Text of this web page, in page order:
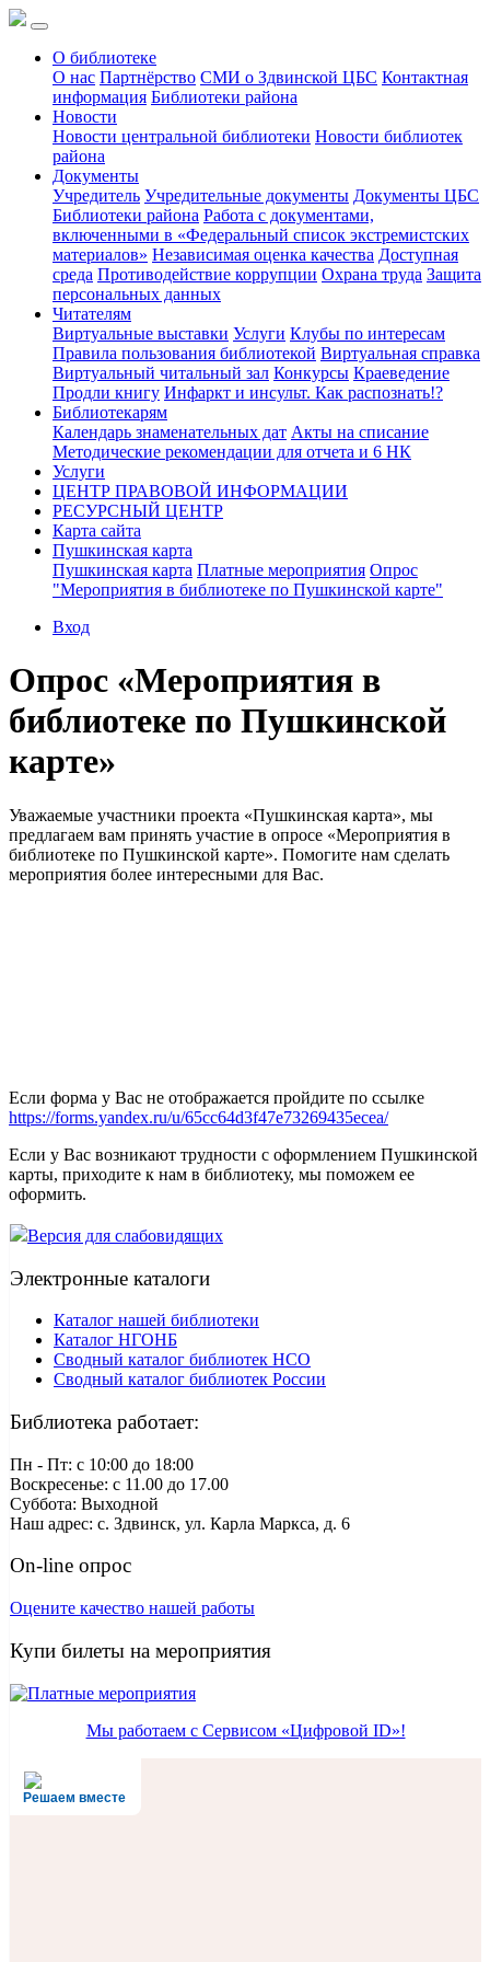
О библиотеке
О нас Партнёрство СМИ о Здвинской ЦБС Контактная
информация Библиотеки района
Новости
Новости центральной библиотеки Новости библиотек
района
Документы
Учредитель Учредительные документы Документы ЦБС
Библиотеки района Работа с документами,
включенными в «Федеральный список экстремистских
материалов» Независимая оценка качества Доступная
среда Противодействие коррупции Охрана труда Защита
персональных данных
Читателям
Виртуальные выставки Услуги Клубы по интересам
Правила пользования библиотекой Виртуальная справка
Виртуальный читальный зал Конкурсы Краеведение
Продли книгу Инфаркт и инсульт. Как распознать!?
Библиотекарям
Календарь знаменательных дат Акты на списание
Методические рекомендации для отчета и 6 НК
Услуги
ЦЕНТР ПРАВОВОЙ ИНФОРМАЦИИ
РЕСУРСНЫЙ ЦЕНТР
Карта сайта
Пушкинская карта
Пушкинская карта Платные мероприятия Опрос
"Мероприятия в библиотеке по Пушкинской карте"
Вход
Опрос «Мероприятия в
библиотеке по Пушкинской
карте»
Уважаемые участники проекта «Пушкинская карта», мы
предлагаем вам принять участие в опросе «Мероприятия в
библиотеке по Пушкинской карте». Помогите нам сделать
мероприятия более интересными для Вас.
Если форма у Вас не отображается пройдите по ссылке
https://forms.yandex.ru/u/65cc64d3f47e73269435ecea/
Если у Вас возникают трудности с оформлением Пушкинской
карты, приходите к нам в библиотеку, мы поможем ее
оформить.
Версия для слабовидящих
Электронные каталоги
Каталог нашей библиотеки
Каталог НГОНБ
Сводный каталог библиотек НСО
Сводный каталог библиотек России
Библиотека работает:
Пн - Пт: c 10:00 до 18:00
Воскресенье: с 11.00 до 17.00
Суббота: Выходной
Наш адрес: с. Здвинск, ул. Карла Маркса, д. 6
On-line опрос
Оцените качество нашей работы
Купи билеты на мероприятия
Мы работаем с Сервисом «Цифровой ID»!
Решаем вместе